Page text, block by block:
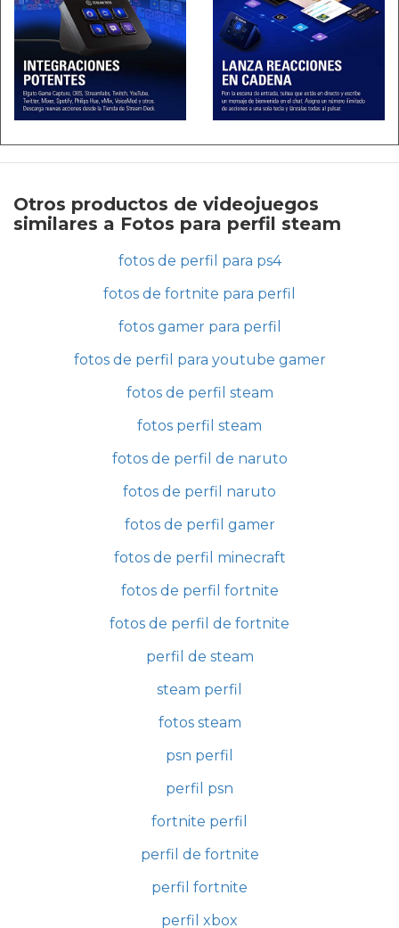
Otros productos de videojuegos
similares a Fotos para perfil steam
fotos de perfil para ps4
fotos de fortnite para perfil
fotos gamer para perfil
fotos de perfil para youtube gamer
fotos de perfil steam
fotos perfil steam
fotos de perfil de naruto
fotos de perfil naruto
fotos de perfil gamer
fotos de perfil minecraft
fotos de perfil fortnite
fotos de perfil de fortnite
perfil de steam
steam perfil
fotos steam
psn perfil
perfil psn
fortnite perfil
perfil de fortnite
perfil fortnite
perfil xbox